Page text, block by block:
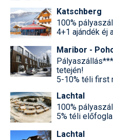
Katschberg
100%
4+1 ajándék éj
Maribor -
tetején!
5-10% téli first
Lachtal
100%
5% téli
Lachtal